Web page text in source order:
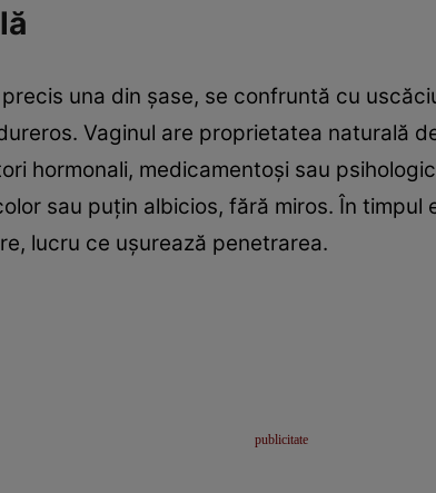
una din şase, se confruntă cu
Vaginul are proprietatea naturală
hormonali, medicamentoşi sau
sau puţin albicios, fără miros. În
lucru ce uşurează penetrarea.